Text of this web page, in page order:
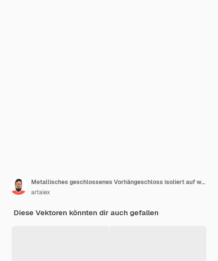
Metallisches geschlossenes Vorhängeschloss isoliert auf weißem Hintergrund VektorillustrationxA
artalex
Diese Vektoren könnten dir auch gefallen